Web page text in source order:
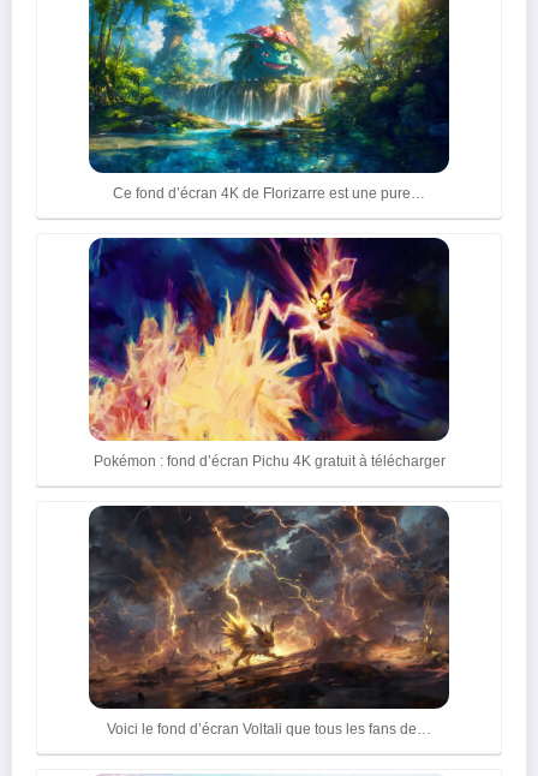
Ce fond d’écran 4K de Florizarre est une pure…
Pokémon : fond d’écran Pichu 4K gratuit à télécharger
Voici le fond d’écran Voltali que tous les fans de…